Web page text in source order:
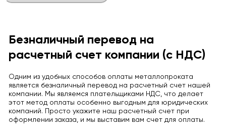
Безналичный перевод на
расчетный счет компании (с НДС)
Одним из удобных способов оплаты металлопроката
является безналичный перевод на расчетный счет нашей
компании. Мы являемся плательщиками НДС, что делает
этот метод оплаты особенно выгодным для юридических
компаний. Просто укажите наш расчетный счет при
оформлении заказа, и мы выставим вам счет для оплаты.